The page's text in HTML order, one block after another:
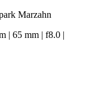
Marzahn
| 65 mm | f8.0 |